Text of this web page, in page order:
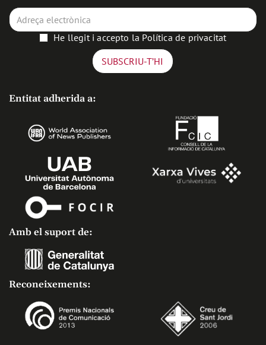
He llegit i accepto la Política de privacitat
Entitat adherida a:
Amb el suport de:
Reconeixements: